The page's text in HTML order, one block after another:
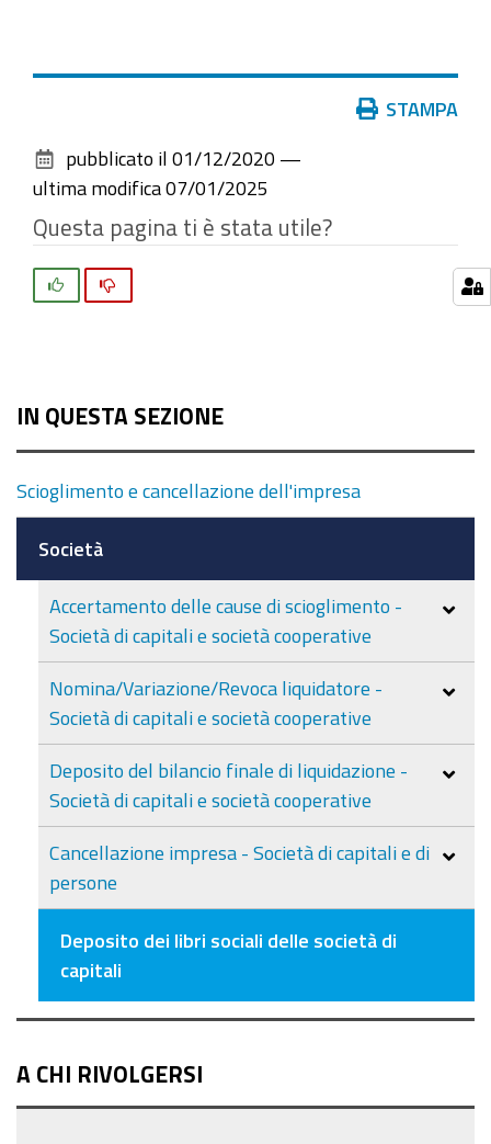
documento
STAMPA
pubblicato il 01/12/2020 —
ultima modifica 07/01/2025
Questa pagina ti è stata utile?
IN QUESTA SEZIONE
Scioglimento e cancellazione dell'impresa
Società
Accertamento delle cause di scioglimento -
Società di capitali e società cooperative
Nomina/Variazione/Revoca liquidatore -
Società di capitali e società cooperative
Deposito del bilancio finale di liquidazione -
Società di capitali e società cooperative
Cancellazione impresa - Società di capitali e di
persone
Deposito dei libri sociali delle società di
capitali
A CHI RIVOLGERSI